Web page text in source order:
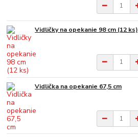
Vidličky na opekanie 98 cm (12 ks)
Vidlička na opekanie 67,5 cm